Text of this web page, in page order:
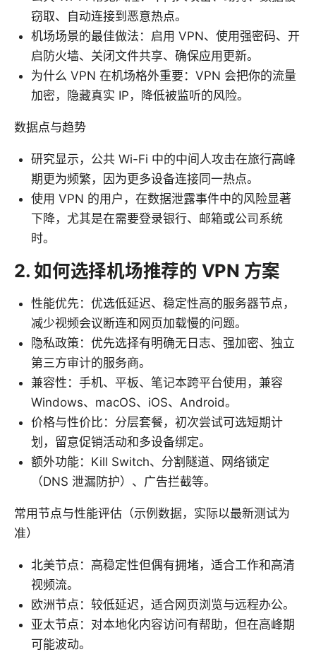
窃取、自动连接到恶意热点。
机场场景的最佳做法：启用 VPN、使用强密码、开
启防火墙、关闭文件共享、确保应用更新。
为什么 VPN 在机场格外重要：VPN 会把你的流量
加密，隐藏真实 IP，降低被监听的风险。
数据点与趋势
研究显示，公共 Wi-Fi 中的中间人攻击在旅行高峰
期更为频繁，因为更多设备连接同一热点。
使用 VPN 的用户，在数据泄露事件中的风险显著
下降，尤其是在需要登录银行、邮箱或公司系统
时。
2. 如何选择机场推荐的 VPN 方案
性能优先：优选低延迟、稳定性高的服务器节点，
减少视频会议断连和网页加载慢的问题。
隐私政策：优先选择有明确无日志、强加密、独立
第三方审计的服务商。
兼容性：手机、平板、笔记本跨平台使用，兼容
Windows、macOS、iOS、Android。
价格与性价比：分层套餐，初次尝试可选短期计
划，留意促销活动和多设备绑定。
额外功能：Kill Switch、分割隧道、网络锁定
（DNS 泄漏防护）、广告拦截等。
常用节点与性能评估（示例数据，实际以最新测试为
准）
北美节点：高稳定性但偶有拥堵，适合工作和高清
视频流。
欧洲节点：较低延迟，适合网页浏览与远程办公。
亚太节点：对本地化内容访问有帮助，但在高峰期
可能波动。